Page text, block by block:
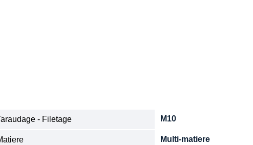
- Filetage M10
Multi-matiere